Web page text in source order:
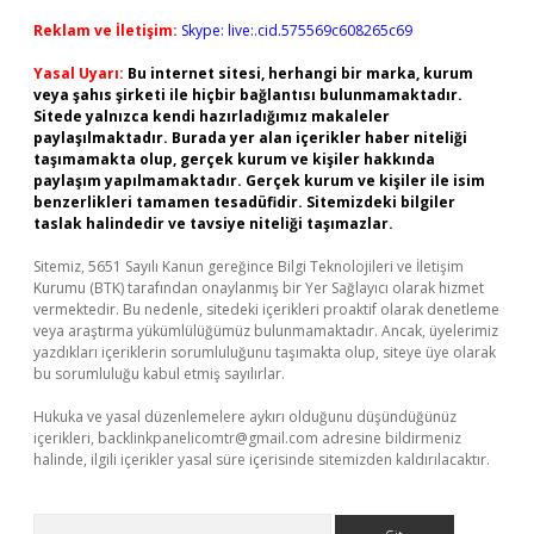
Reklam ve İletişim: Skype: live:.cid.575569c608265c69
Yasal Uyarı: Bu internet sitesi, herhangi bir marka, kurum
veya şahıs şirketi ile hiçbir bağlantısı bulunmamaktadır.
Sitede yalnızca kendi hazırladığımız makaleler
paylaşılmaktadır. Burada yer alan içerikler haber niteliği
taşımamakta olup, gerçek kurum ve kişiler hakkında
paylaşım yapılmamaktadır. Gerçek kurum ve kişiler ile isim
benzerlikleri tamamen tesadüfidir. Sitemizdeki bilgiler
taslak halindedir ve tavsiye niteliği taşımazlar.
Sitemiz, 5651 Sayılı Kanun gereğince Bilgi Teknolojileri ve İletişim
Kurumu (BTK) tarafından onaylanmış bir Yer Sağlayıcı olarak hizmet
vermektedir. Bu nedenle, sitedeki içerikleri proaktif olarak denetleme
veya araştırma yükümlülüğümüz bulunmamaktadır. Ancak, üyelerimiz
yazdıkları içeriklerin sorumluluğunu taşımakta olup, siteye üye olarak
bu sorumluluğu kabul etmiş sayılırlar.
Hukuka ve yasal düzenlemelere aykırı olduğunu düşündüğünüz
içerikleri, backlinkpanelicomtr@gmail.com adresine bildirmeniz
halinde, ilgili içerikler yasal süre içerisinde sitemizden kaldırılacaktır.